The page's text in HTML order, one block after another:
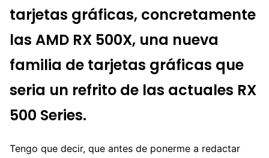
tarjetas gráficas, concretamente
las AMD RX 500X, una nueva
familia de tarjetas gráficas que
seria un refrito de las actuales RX
500 Series.
Tengo que decir, que antes de ponerme a redactar